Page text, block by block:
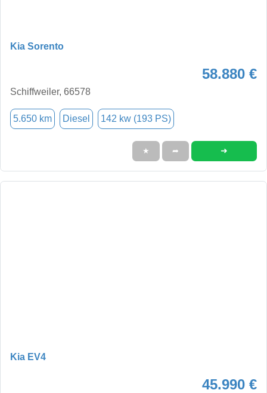
Kia Sorento
58.880 €
Schiffweiler, 66578
5.650 km Diesel 142 kw (193 PS)
★ ➦ ➜
Kia EV4
45.990 €